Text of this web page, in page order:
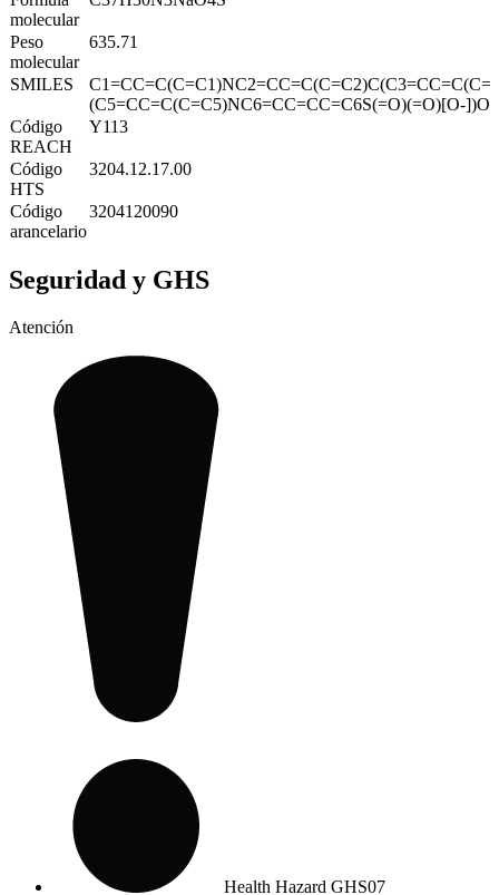
molecular
Peso
molecular
635.71
SMILES
(C5=CC=C(C=C5)NC6=CC=CC=C6S(=O)(=O)[O-
Código
REACH
Y113
Código
HTS
3204.12.17.00
Código
arancelario
3204120090
Seguridad y GHS
Atención
Health Hazard GHS07